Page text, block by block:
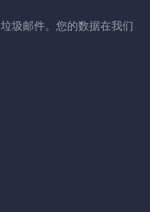
圾邮件。您的数据在我们